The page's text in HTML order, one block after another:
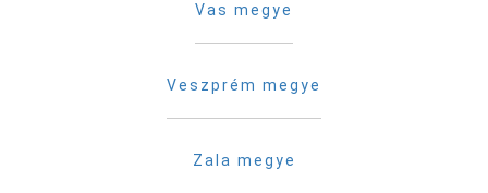
Vas megye
Veszprém megye
Zala megye